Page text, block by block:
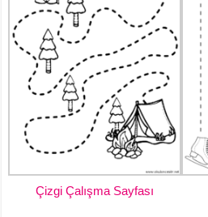
Çizgi Çalışma Sayfası